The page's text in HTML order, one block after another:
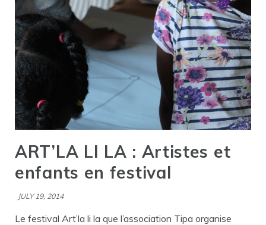
ART’LA LI LA : Artistes et
enfants en festival
JULY 19, 2014
Le festival Art’la li la que l’association Tipa organise